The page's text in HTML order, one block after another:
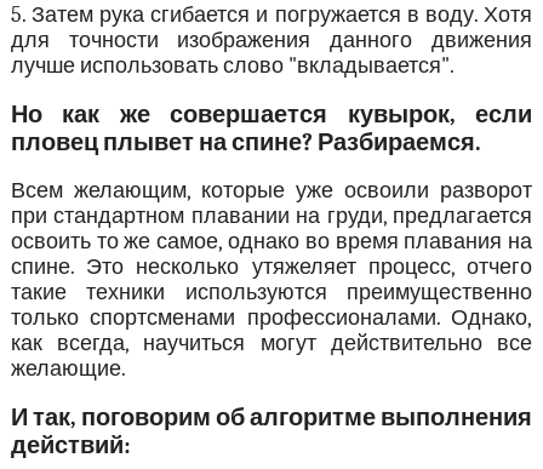
5. Затем рука сгибается и погружается в воду. Хотя
для точности изображения данного движения
лучше использовать слово "вкладывается".
Но как же совершается кувырок, если
пловец плывет на спине? Разбираемся.
Всем желающим, которые уже освоили разворот
при стандартном плавании на груди, предлагается
освоить то же самое, однако во время плавания на
спине. Это несколько утяжеляет процесс, отчего
такие техники используются преимущественно
только спортсменами профессионалами. Однако,
как всегда, научиться могут действительно все
желающие.
И так, поговорим об алгоритме выполнения
действий: